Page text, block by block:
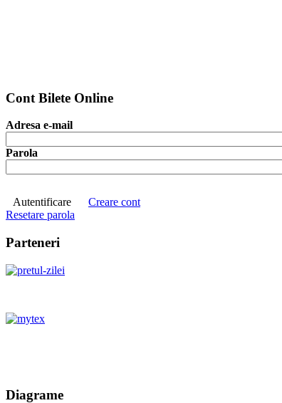
Cont Bilete Online
Adresa e-mail
Parola
Autentificare
Creare cont
Resetare parola
Parteneri
Diagrame